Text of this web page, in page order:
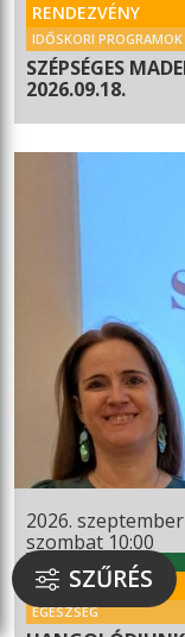
RENDEZVÉNY
IDŐSKORI PROGRAMOK
SZÉPSÉGES
2026.09.18.
2026.
szombat 10:00
WEKERLEI KULTÚRHÁZ
RENDEZVÉNY
EGÉSZSÉG
SZŰRÉS